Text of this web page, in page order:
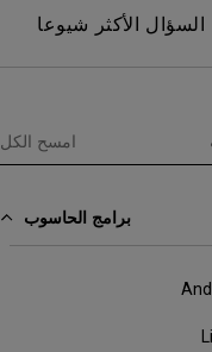
السؤال الأكثر شيوعا
امسح الكل
برامج الحاسوب